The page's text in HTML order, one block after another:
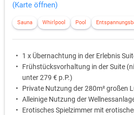
(Karte öffnen)
Sauna Whirlpool Pool
1 x Übernachtung in der Erlebnis
Frühstücksvorhaltung in der Suite
unter 279 € p.P.)
Private Nutzung der 280m² großen
Alleinige Nutzung der
Erotisches Spielzimmer mit